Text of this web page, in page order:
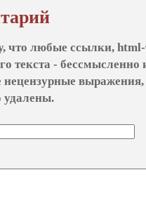
что любые ссылки,
текста - бессмысленно
удалены.